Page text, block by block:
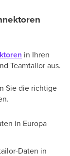
in Ihren
Teamtailor aus.
Sie die richtige
in Europa
Daten in